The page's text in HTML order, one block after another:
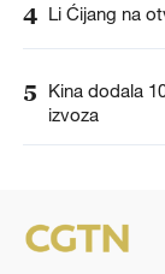
4 Li Ćijang na
5
Kina dodala
izvoza